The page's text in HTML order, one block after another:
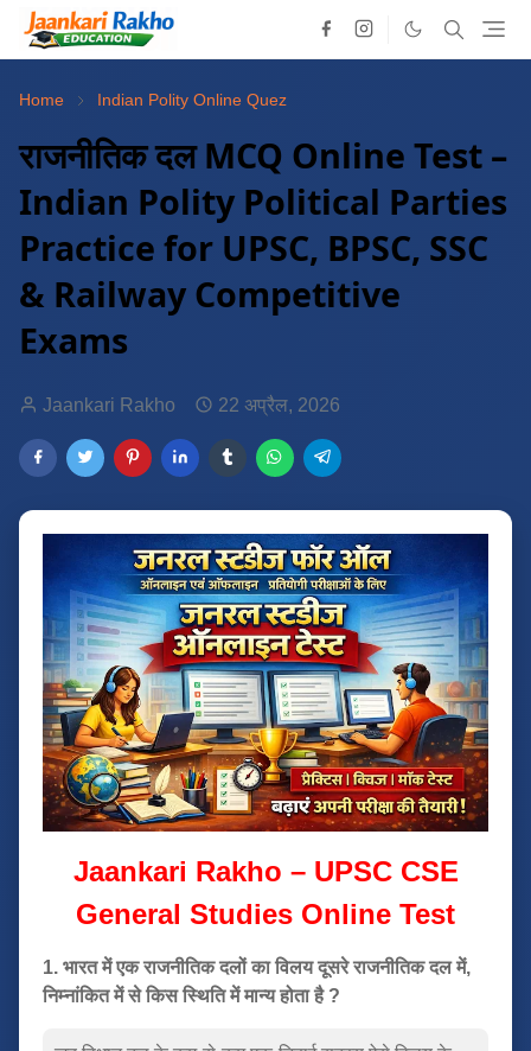
Home Indian Polity Online Quez
राजनीतिक दल MCQ Online Test –
Indian Polity Political Parties
Practice for UPSC, BPSC, SSC
& Railway Competitive
Exams
Jaankari Rakho 22 अप्रैल, 2026
Jaankari Rakho – UPSC CSE
General Studies Online Test
1. भारत में एक राजनीतिक दलों का विलय दूसरे राजनीतिक दल में,
निम्नांकित में से किस स्थिति में मान्य होता है ?